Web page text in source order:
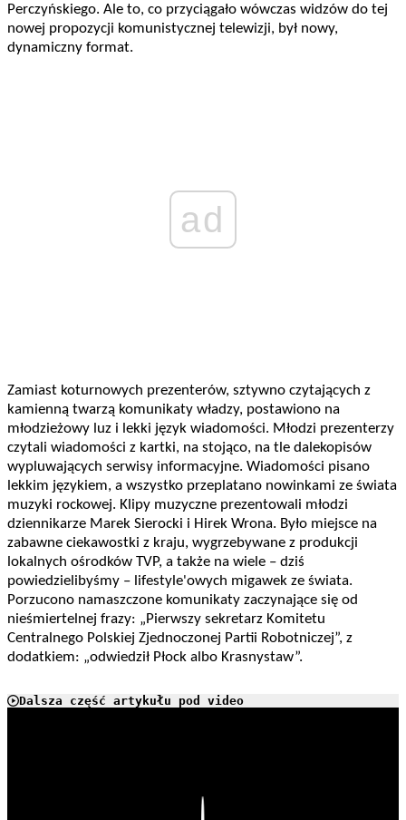
Perczyńskiego. Ale to, co przyciągało wówczas widzów do tej
nowej propozycji komunistycznej telewizji, był nowy,
dynamiczny format.
ad
Zamiast koturnowych prezenterów, sztywno czytających z
kamienną twarzą komunikaty władzy, postawiono na
młodzieżowy luz i lekki język wiadomości. Młodzi prezenterzy
czytali wiadomości z kartki, na stojąco, na tle dalekopisów
wypluwających serwisy informacyjne. Wiadomości pisano
lekkim językiem, a wszystko przeplatano nowinkami ze świata
muzyki rockowej. Klipy muzyczne prezentowali młodzi
dziennikarze Marek Sierocki i Hirek Wrona. Było miejsce na
zabawne ciekawostki z kraju, wygrzebywane z produkcji
lokalnych ośrodków TVP, a także na wiele – dziś
powiedzielibyśmy – lifestyle'owych migawek ze świata.
Porzucono namaszczone komunikaty zaczynające się od
nieśmiertelnej frazy: „Pierwszy sekretarz Komitetu
Centralnego Polskiej Zjednoczonej Partii Robotniczej”, z
dodatkiem: „odwiedził Płock albo Krasnystaw”.
Dalsza część artykułu pod video